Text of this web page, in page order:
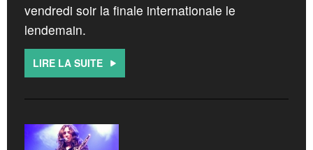
vendredi soir la finale internationale le
lendemain.
LIRE LA SUITE